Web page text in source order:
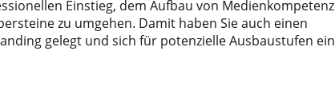
Einstieg, dem Aufbau von Medienkompetenz
zu umgehen. Damit haben Sie auch einen
gelegt und sich für potenzielle Ausbaustufen ein